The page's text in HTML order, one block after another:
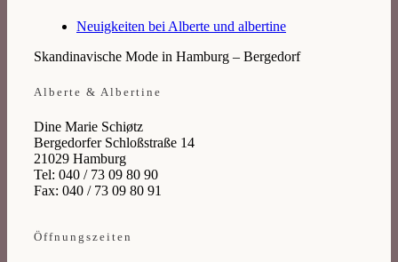
Neuigkeiten bei Alberte und albertine
Skandinavische Mode in Hamburg – Bergedorf
Alberte & Albertine
Dine Marie Schiøtz
Bergedorfer Schloßstraße 14
21029 Hamburg
Tel: 040 / 73 09 80 90
Fax: 040 / 73 09 80 91
Öffnungszeiten